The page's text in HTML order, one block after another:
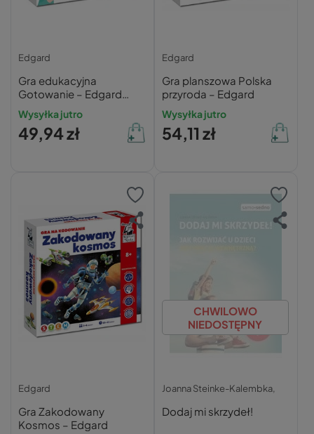
Edgard
Gra edukacyjna
Gotowanie – Edgard
(0,59 kg)
Wysyłka jutro
49,94 zł
Edgard
Gra planszowa Polska
przyroda – Edgard
Wysyłka jutro
54,11 zł
Edgard
Gra Zakodowany
Kosmos – Edgard
CHWILOWO
NIEDOSTĘPNY
Joanna Steinke-Kalembka,
Dodaj mi skrzydeł!